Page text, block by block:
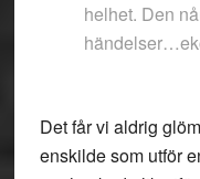
helhet. Den
Det får vi aldrig
enskilde som utför